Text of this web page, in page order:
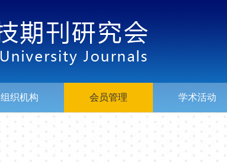
组织机构 会员管理 学术活动